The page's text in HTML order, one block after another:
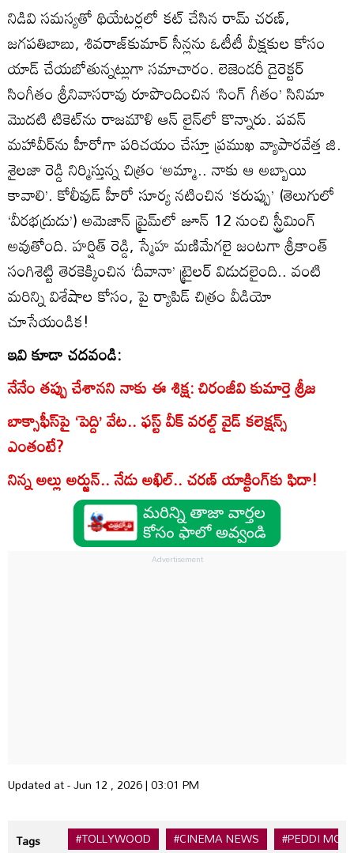
నిడివి సమస్యతో థియేటర్లలో కట్ చేసిన రామ్ చరణ్,
జగపతిబాబు, శివరాజ్‌కుమార్ సీన్లను ఓటీటీ వీక్షకుల కోసం
యాడ్ చేయబోతున్నట్లుగా సమాచారం. లెజెండరీ డైరెక్టర్
సింగీతం శ్రీనివాసరావు రూపొందించిన ‘సింగ్ గీతం’ సినిమా
మొదటి టికెట్‌ను రాజమౌళి ఆన్ లైన్‌లో కొన్నారు. పవన్
మహావీర్‌ను హీరోగా పరిచయం చేస్తూ ప్రముఖ వ్యాపారవేత్త జి.
శైలజా రెడ్డి నిర్మిస్తున్న చిత్రం ‘అమ్మా.. నాకు ఆ అబ్బాయి
కావాలి’. కోలీవుడ్ హీరో సూర్య నటించిన ‘కరుప్పు’ (తెలుగులో
‘వీరభద్రుడు’) అమెజాన్ ప్రైమ్‌లో జూన్ 12 నుంచి స్ట్రీమింగ్
అవుతోంది. హర్షిత్ రెడ్డి, స్మేహ మణిమేగలై జంటగా శ్రీకాంత్
సంగిశెట్టి తెరకెక్కించిన ‘దీవానా’ ట్రైలర్ విడుదలైంది.. వంటి
మరిన్ని విశేషాల కోసం, పై ర్యాపిడ్ చిత్రం వీడియో
చూసేయండిక!
ఇవి కూడా చదవండి:
నేనేం తప్పు చేశానని నాకు ఈ శిక్ష: చిరంజీవి కుమార్తె శ్రీజ
బాక్సాఫీస్‌పై ‘పెద్ది’ వేట.. ఫస్ట్ వీక్ వరల్డ్ వైడ్ కలెక్షన్స్
ఎంతంటే?
నిన్న అల్లు అర్జున్.. నేడు అఖిల్.. చరణ్ యాక్టింగ్‌కు ఫిదా!
Updated at - Jun 12 , 2026 | 03:01 PM
Tags #TOLLYWOOD #CINEMA NEWS #PEDDI